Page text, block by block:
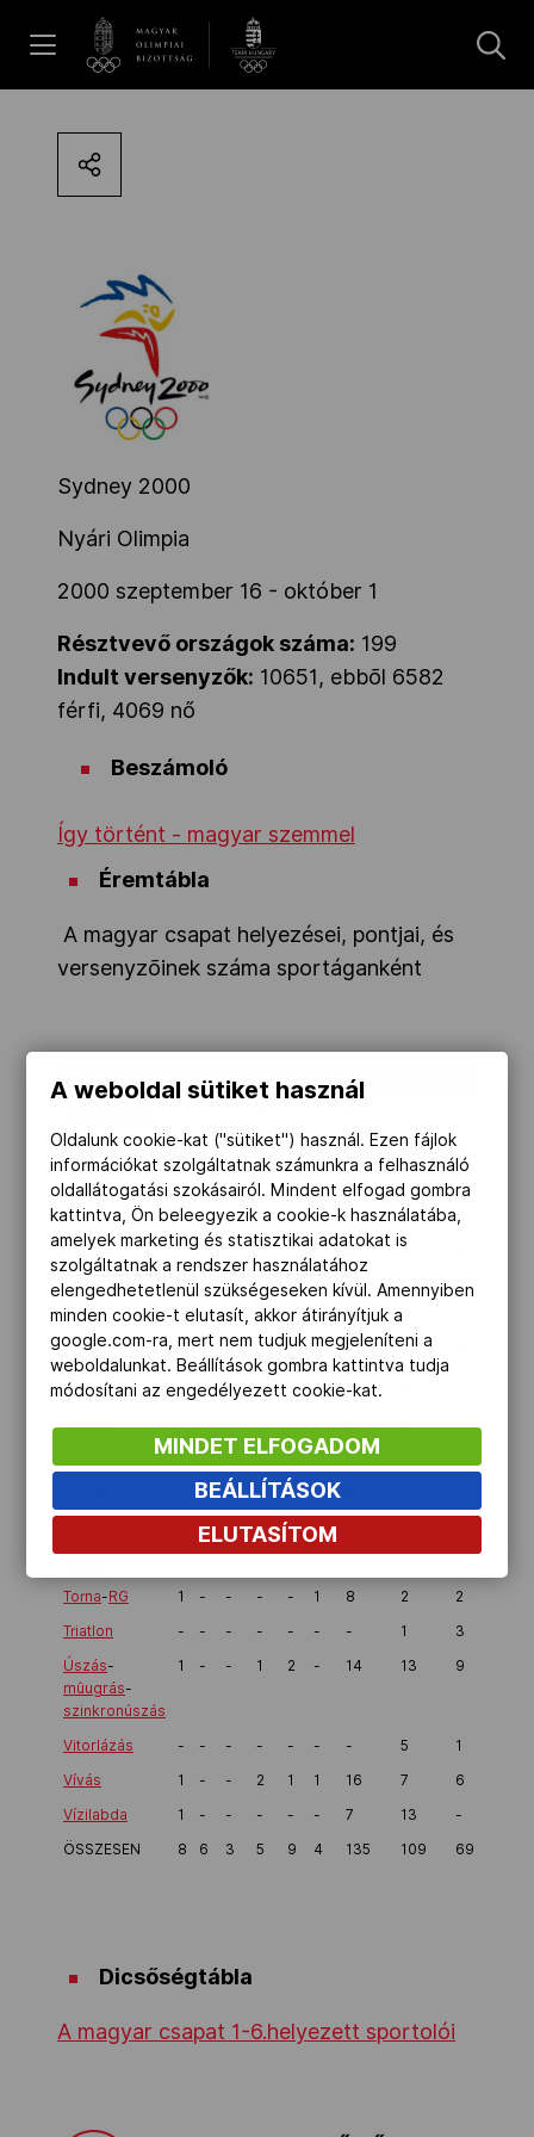
Hírek
Dakar 2026
Los Angeles 2028
MOB
Kettőskarrier-program
NOB
Társszervezetek
OVEP
Adatbank
Sydney 2000
Nyári Olimpia
2000 szeptember 16 - október 1
Résztvevő országok száma: 199
Indult versenyzők: 10651, ebbõl 6582
férfi, 4069 nő
Beszámoló
Így történt - magyar szemmel
Éremtábla
A magyar csapat helyezései, pontjai, és
versenyzõinek száma sportáganként
Atlétika
- - - - - - - 24 13
Birkózás
1 - - 5 8
Cselgáncs
- - - - - - 5 1
Evezés
- - - - 1 - 2 2
Kajak-kenu
4 2 1 1 1 1 48 11 4
Kerékpár
- - - - 1 - 2 -
Kézilabda
- 1 - 5
Ökölvívás
- - 1 - - - 4
Öttusa
- 1 - - - - 5 2 2
Sportlövészet
- - 1 - 1 - 6
1 - - 1 1
- - - 1 -
Torna-RG 1 - - - - 1 8 2 2
Triatlon
- - - - - - - 1 3
Úszás-
mûugrás-
szinkronúszás
1 - - 1 2 - 14 13 9
Vitorlázás - - - - - - - 5 1
Vívás
1 - - 2 1 1 16 7 6
Vízilabda
1 - - - - - 7 13 -
ÖSSZESEN
8 6 3 5 9 4 135 109 69
Dicsőségtábla
A magyar csapat 1-6.helyezett sportolói
A weboldal sütiket használ
Oldalunk cookie-kat ("sütiket") használ. Ezen fájlok
információkat szolgáltatnak számunkra a felhasználó
oldallátogatási szokásairól. Mindent elfogad gombra
kattintva, Ön beleegyezik a cookie-k használatába,
amelyek marketing és statisztikai adatokat is
szolgáltatnak a rendszer használatához
elengedhetetlenül szükségeseken kívül. Amennyiben
minden cookie-t elutasít, akkor átirányítjuk a
google.com-ra, mert nem tudjuk megjeleníteni a
weboldalunkat. Beállítások gombra kattintva tudja
módosítani az engedélyezett cookie-kat.
MINDET ELFOGADOM
BEÁLLÍTÁSOK
ELUTASÍTOM